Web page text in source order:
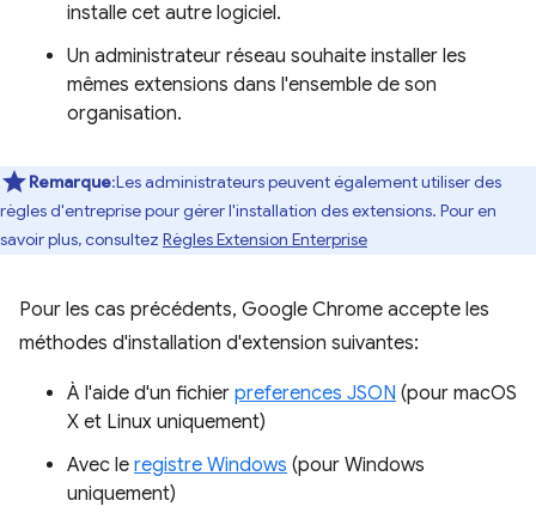
installe cet autre logiciel.
Un administrateur réseau souhaite installer les
mêmes extensions dans l'ensemble de son
organisation.
Remarque:Les administrateurs peuvent également utiliser des
règles d'entreprise pour gérer l'installation des extensions. Pour en
savoir plus, consultez Règles Extension Enterprise
Pour les cas précédents, Google Chrome accepte les
méthodes d'installation d'extension suivantes:
À l'aide d'un fichier preferences JSON (pour macOS
X et Linux uniquement)
Avec le registre Windows (pour Windows
uniquement)